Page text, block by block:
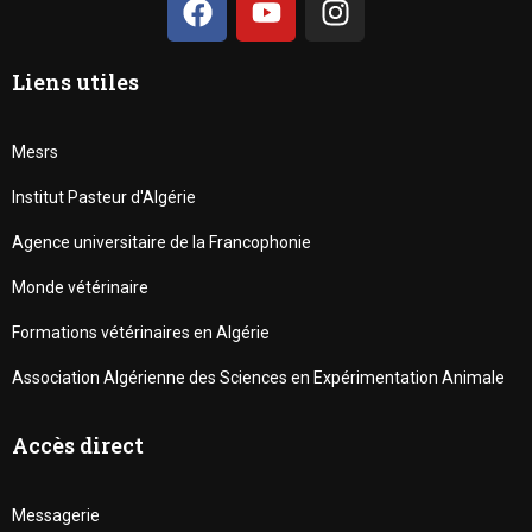
Liens utiles
Mesrs
Institut Pasteur d'Algérie
Agence universitaire de la Francophonie
Monde vétérinaire
Formations vétérinaires en Algérie
Association Algérienne des Sciences en Expérimentation Animale
Accès direct
Messagerie